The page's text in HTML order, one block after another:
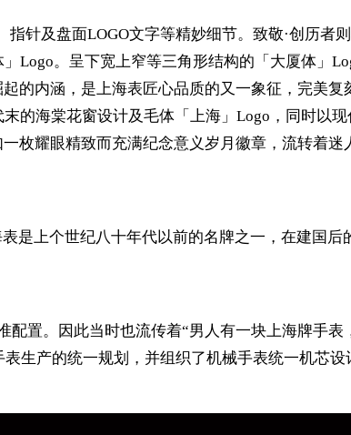
针及盘面LOGO文字等精妙细节。致敬·创历者
Logo。呈下宽上窄等三角形结构的「大厦体」
内涵，是上海表匠心品质的又一象征，完美复
的海棠花窗设计及毛体「上海」Logo，同时以
枚耀眼精致而充满纪念意义岁月徽章，流转着迷
是上个世纪八十年代以前的名牌之一，在建国后
置。因此当时也流传着“男人有一块上海牌手表
生产的统一规划，并组织了机械手表统一机芯